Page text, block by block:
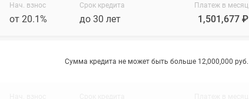
Нач. взнос
от 20.1%
Срок кредита
до 30 лет
Платеж в месяц
1,501,677 ₽
Сумма кредита не может быть больше 12,000,000 руб.